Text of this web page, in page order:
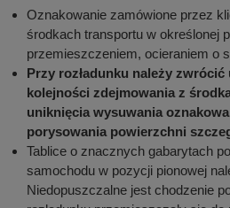
Oznakowanie zamówione przez
środkach transportu w określonej
przemieszczeniem, ocieraniem o
Przy rozładunku należy
kolejności zdejmowania z
uniknięcia wysuwania
porysowania powierzchni
Tablice o znacznych gabarytach
samochodu w pozycji pionowej
Niedopuszczalne jest chodzenie